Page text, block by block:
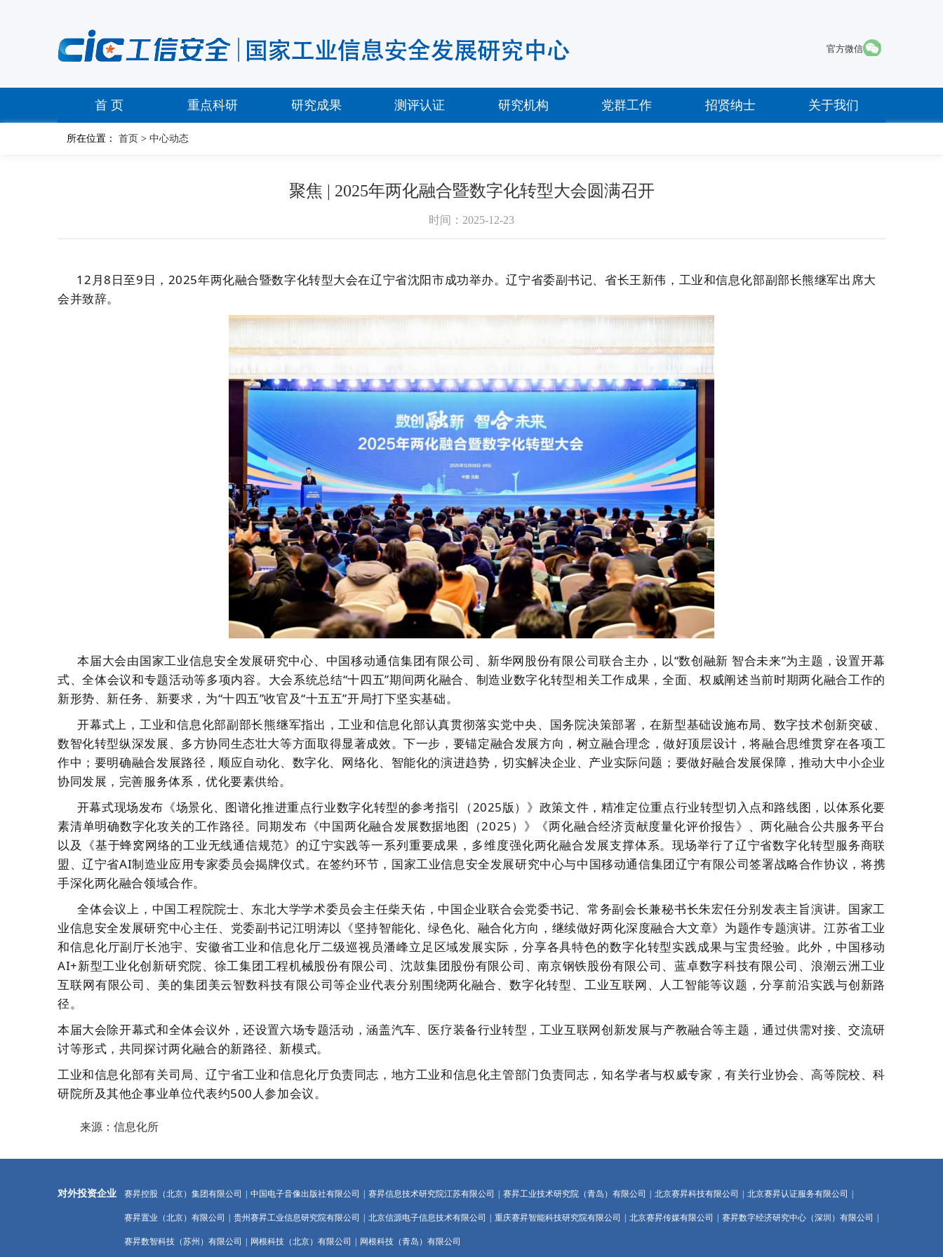
官方微信 ·
首 页 重点科研 研究成果 测评认证 研究机构 党群工作 招贤纳士 关于我们
所在位置： 首页 >中心动态
聚焦 | 2025年两化融合暨数字化转型大会圆满召开
时间：2025-12-23
12 月8日至9日 ， 2025年两化融合暨数字化转型大会在辽宁省沈阳市成功举办。辽宁省委副书记、省长王新伟，工业和信息化部副部长熊继军出席大
会并致辞。
本届大会由国家工业信息安全发展研究中心、中国移动通信集团有限公司、新华网股份有限公司联合主办 ， 以“数创融新 智合未来”为主题 ，设置开幕
式、全体会议和专题活动等多项内容。 大会系统总结“十四五”期间两化融合、制造业数字化转型相关工作成果， 全面、权威阐述当前时期两化融合工作的
新形势、新任务、新要求， 为“十四五”收官及“十五五”开局打下坚实基础。
开幕式上， 工业和信息化部副部长熊继军指出 ，工业和信息化部认真贯彻落实党中央、 国务院决策部署 ， 在新型基础设施布局、 数字技术创新突破、
数智化转型纵深发展、 多方协同生态壮大等方面取得显著成效。下一步， 要锚定融合发展方向 ，树立融合理念，做好顶层设计，将融合思维贯穿在各项工
作中；要明确融合发展路径，顺应自动化、数字化、网络化、智能化的演进趋势，切实解决企业、产业实际问题；要做好融合发展保障，推动大中小企业
协同发展，完善服务体系，优化要素供给。
开幕式现场发布《场景化、图谱化推进重点行业数字化转型的参考指引（2025版）》 政策文件， 精准定位重点行业转型切入点和路线图 ， 以体系化要
素清单明确数字化攻关的工作路径。同期发布《中国两化融合发展数据地图（2025）》《两化融合经济贡献度量化评价报告》、两化融合公共服务平台
以及《基于蜂窝网络的工业无线通信规范》的辽宁实践等一系列重要成果，多维度强化两化融合发展支撑体系。现场举行了辽宁省数字化转型服务商联
盟、辽宁省AI制造业应用专家委员会揭牌仪式。在签约环节，国家工业信息安全发展研究中心与中国移动通信集团辽宁有限公司签署战略合作协议 ， 将携
手深化两化融合领域合作。
全体会议上，中国工程院院士、 东北大学学术委员会主任柴天佑，中国企业联合会党委书记、常务副会长兼秘书长朱宏任分别发表主旨演讲。国家工
业信息安全发展研究中心主任、 党委副书记江明涛以《坚持智能化、绿色化、融合化方向，继续做好两化深度融合大文章》为题作专题演讲。江苏省工业
和信息化厅副厅长池宇、 安徽省工业和信息化厅二级巡视员潘峰立足区域发展实际 ，分享各具特色的数字化转型实践成果与宝贵经验。此外， 中国移动
AI+新型工业化创新研究院、徐工集团工程机械股份有限公司、沈鼓集团股份有限公司、南京钢铁股份有限公司 、蓝卓数字科技有限公司 、浪潮云洲工业
互联网有限公司、美的集团美云智数科技有限公司等企业代表分别围绕两化融合、数字化转型、工业互联网、人工智能等议题 ，分享前沿实践与创新路
径。
本届大会除开幕式和全体会议外，还设置六场专题活动，涵盖汽车、医疗装备行业转型，工业互联网创新发展与产教融合等主题，通过供需对接、交流研
讨等形式， 共同探讨两化融合的新路径、新模式。
工业和信息化部有关司局、辽宁省工业和信息化厅负责同志，地方工业和信息化主管部门负责同志，知名学者与权威专家，有关行业协会、高等院校、科
研院所及其他企事业单位代表约500 人参加会议。
来源：信息化所
对外投资企业 赛昇控股（北京）集团有限公司 中国电子音像出版社有限公司 赛昇信息技术研究院江苏有限公司 赛昇工业技术研究院（青岛）有限公司 北京赛昇科技有限公司 北京赛昇认证服务有限公司
赛昇置业（北京）有限公司 贵州赛昇工业信息研究院有限公司 北京信源电子信息技术有限公司 重庆赛昇智能科技研究院有限公司 北京赛昇传媒有限公司 赛昇数字经济研究中心（深圳）有限公司
赛昇数智科技（苏州）有限公司 网根科技（北京）有限公司 网根科技（青岛）有限公司